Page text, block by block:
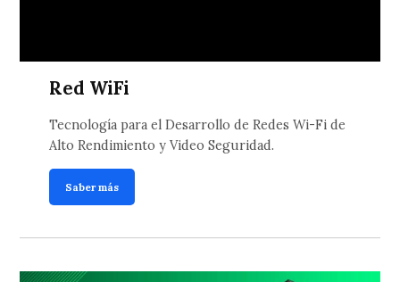
Red WiFi
Tecnología para el Desarrollo de Redes Wi-Fi de
Alto Rendimiento y Video Seguridad.
Saber más